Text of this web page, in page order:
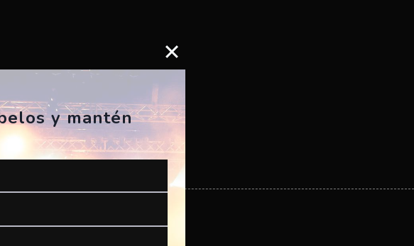
y mantén